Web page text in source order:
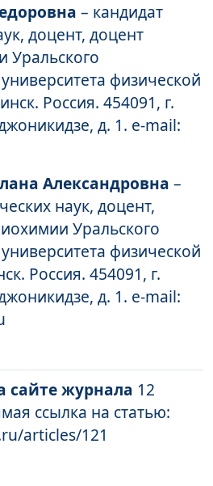
– кандидат
доцент, доцент
Уральского
физической
Россия. 454091, г.
д. 1. e-mail:
Александровна –
наук, доцент,
Уральского
физической
Россия. 454091, г.
д. 1. e-mail:
сайте журнала 12
ссылка на статью:
articles/121